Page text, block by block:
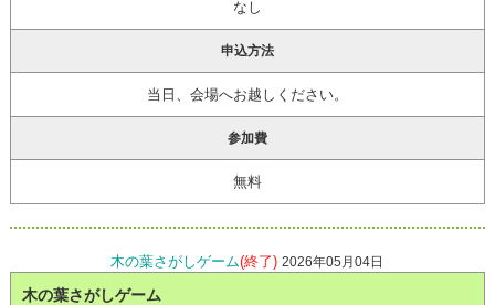
なし
申込方法
当日、会場へお越しください。
参加費
無料
木の葉さがしゲーム(終了) 2026年05月04日
木の葉さがしゲーム